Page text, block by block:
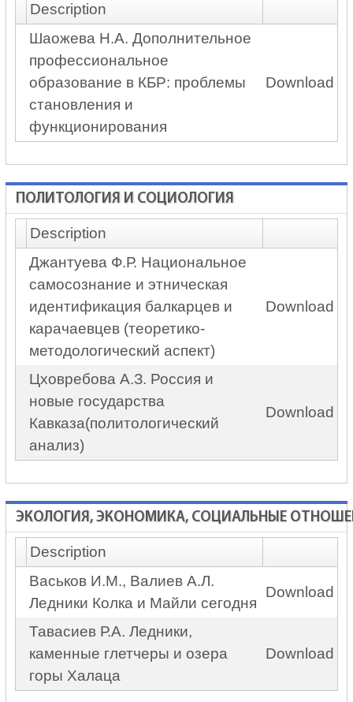
Description
Шаожева Н.А. Дополнительное
профессиональное
образование в КБР: проблемы
становления и
функционирования
Download
ПОЛИТОЛОГИЯ И СОЦИОЛОГИЯ
Description
Джантуева Ф.Р. Национальное
самосознание и этническая
идентификация балкарцев и
карачаевцев (теоретико-
методологический аспект)
Download
Цховребова А.З. Россия и
новые государства
Кавказа(политологический
анализ)
Download
ЭКОЛОГИЯ, ЭКОНОМИКА, СОЦИАЛЬНЫЕ
Description
Васьков И.М., Валиев А.Л.
Ледники Колка и Майли сегодня
Download
Тавасиев Р.А. Ледники,
каменные глетчеры и озера
горы Халаца
Download